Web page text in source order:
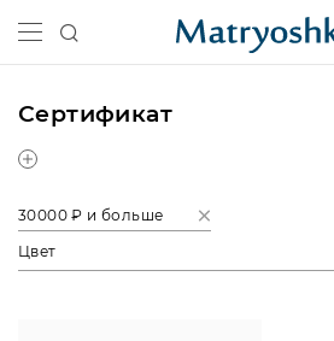
Сертификат
30000 ₽ и больше
Цвет